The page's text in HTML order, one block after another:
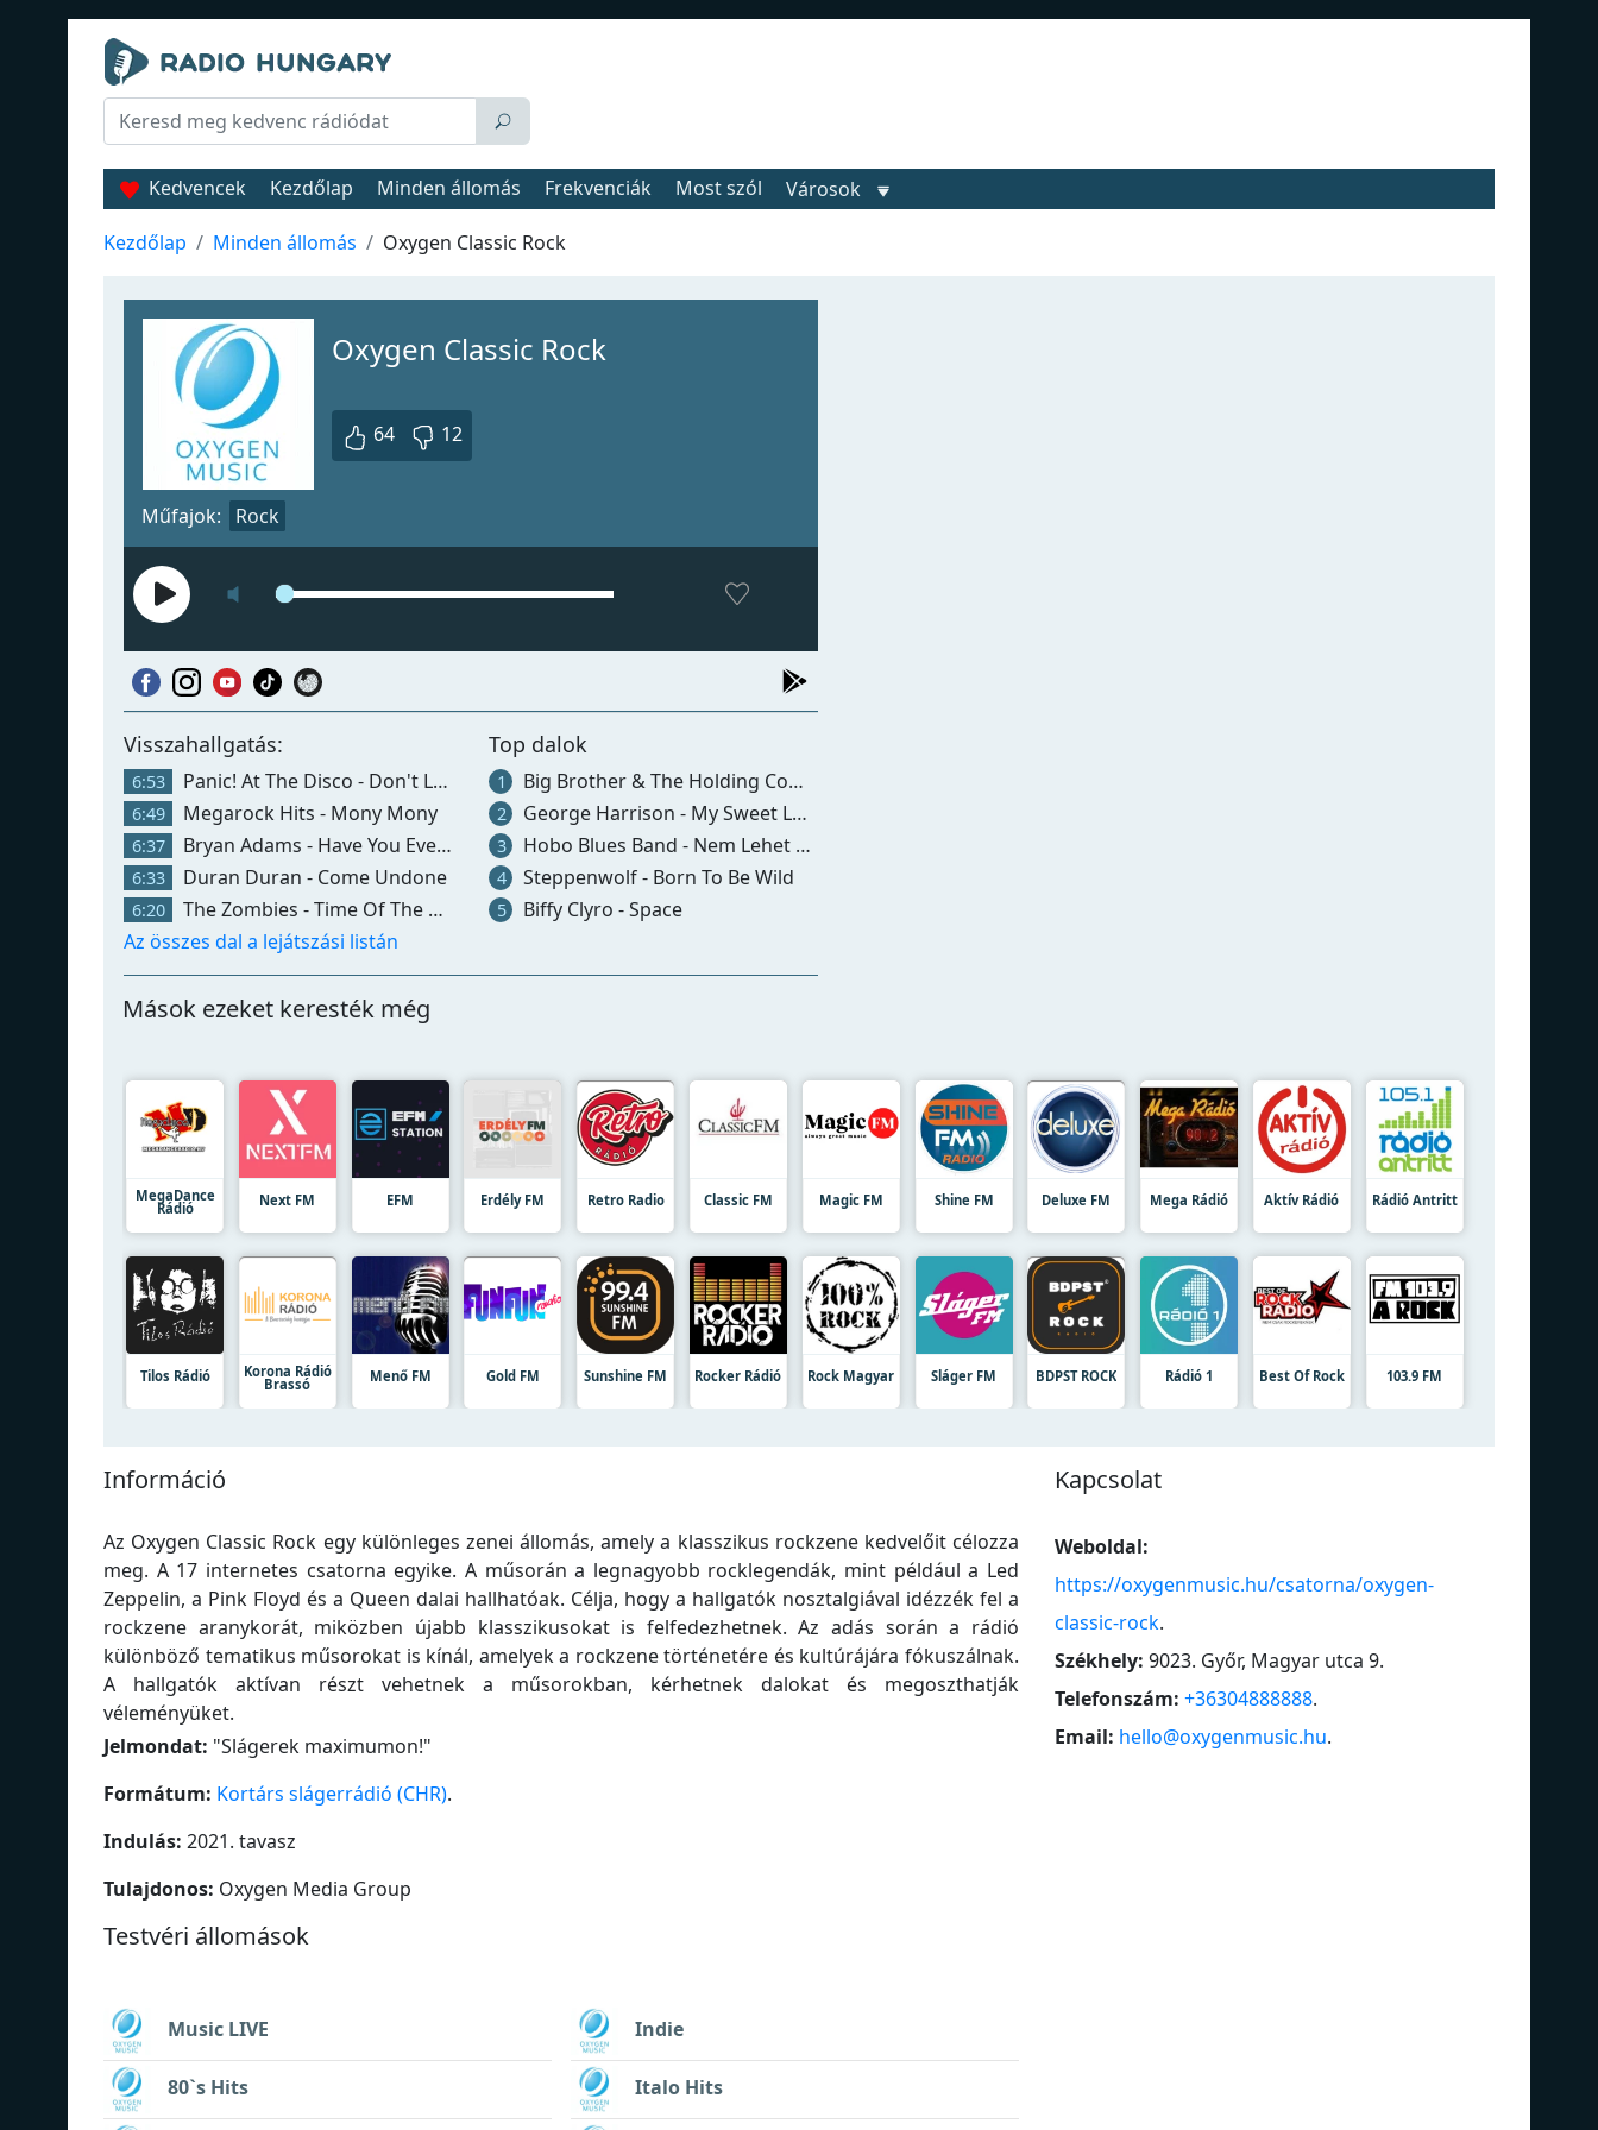
Kedvencek Kezdőlap Minden állomás Frekvenciák Most szól Városok
Kezdőlap Minden állomás Oxygen Classic Rock
Oxygen Classic Rock
64 12
Műfajok: Rock
Visszahallgatás:
6:53 Panic! At The Disco - Don't Let The Light Go Out
6:49 Megarock Hits - Mony Mony
6:37 Bryan Adams - Have You Ever Really Loved A Woman?
6:33 Duran Duran - Come Undone
6:20
The Zombies - Time Of The Season
Az összes dal a lejátszási listán
Top dalok
1 Big Brother & The Holding Company - Piece Of My Heart
2 George Harrison - My Sweet Lord
3 Hobo Blues Band - Nem Lehet Ket Hazad
4 Steppenwolf - Born To Be Wild
5 Biffy Clyro - Space
Mások ezeket keresték még
MegaDance
Rádió Next FM EFM Erdély FM Retro Radio Classic FM Magic FM Shine FM Deluxe FM Mega Rádió Aktív Rádió Rádió Antritt
Tilos Rádió Korona Rádió
Brassó Menő FM Gold FM Sunshine FM Rocker Rádió Rock Magyar Sláger FM BDPST ROCK Rádió 1 Best Of Rock 103.9 FM
Információ
Az Oxygen Classic Rock egy különleges zenei állomás, amely a klasszikus rockzene kedvelőit célozza
meg. A 17 internetes csatorna egyike. A műsorán a legnagyobb rocklegendák, mint például a Led
Zeppelin, a Pink Floyd és a Queen dalai hallhatóak. Célja, hogy a hallgatók nosztalgiával idézzék fel a
rockzene aranykorát, miközben újabb klasszikusokat is felfedezhetnek. Az adás során a rádió
különböző tematikus műsorokat is kínál, amelyek a rockzene történetére és kultúrájára fókuszálnak.
A hallgatók aktívan részt vehetnek a műsorokban, kérhetnek dalokat és megoszthatják
véleményüket.
Jelmondat: "Slágerek maximumon!"
Formátum: Kortárs slágerrádió (CHR).
Indulás: 2021. tavasz
Tulajdonos: Oxygen Media Group
Testvéri állomások
Music LIVE
80`s Hits
Indie
Italo Hits
Kapcsolat
Weboldal:
https://oxygenmusic.hu/csatorna/oxygen-
classic-rock.
Székhely: 9023. Győr, Magyar utca 9.
Telefonszám: +36304888888.
Email: hello@oxygenmusic.hu.